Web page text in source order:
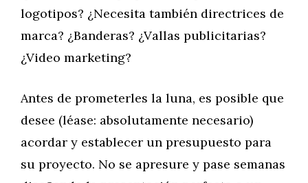
logotipos? ¿Necesita también directrices de
marca? ¿Banderas? ¿Vallas publicitarias?
¿Video marketing?
Antes de prometerles la luna, es posible que
desee (léase: absolutamente necesario)
acordar y establecer un presupuesto para
su proyecto. No se apresure y pase semanas